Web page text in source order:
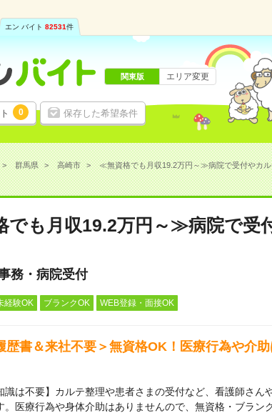
エン バイト 82531件
0 保存した希望条件
関東版 エリア変更
群馬県 高崎市 ≪無資格でも月収19.2万円～≫病院で受付やカル
でも月収19.2万円～≫病院で受
務・病院受付
経験OK ブランクOK WEB登録・面接OK
歴書＆来社不要＞無資格OK！医療行為や介
識は不要】カルテ整理や患者さまの受付など、看護師さん
。医療行為や身体介助はありませんので、無資格・ブラン